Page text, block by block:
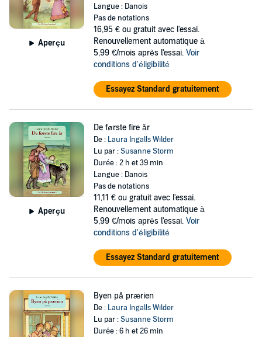
Aperçu
Langue : Danois
Pas de notations
16,95 € ou gratuit avec l'essai.
Renouvellement automatique à
5,99 €/mois après l'essai. Voir
conditions d'éligibilité
Essayez Standard gratuitement
Aperçu
De første fire år
De : Laura Ingalls Wilder
Lu par :Susanne Storm
Durée : 2 h et 39 min
Langue : Danois
Pas de notations
11,11 € ou gratuit avec l'essai.
Renouvellement automatique à
5,99 €/mois après l'essai. Voir
conditions d'éligibilité
Essayez Standard gratuitement
Byen på prærien
De : Laura Ingalls Wilder
Lu par :Susanne Storm
Durée : 6 h et 26 min